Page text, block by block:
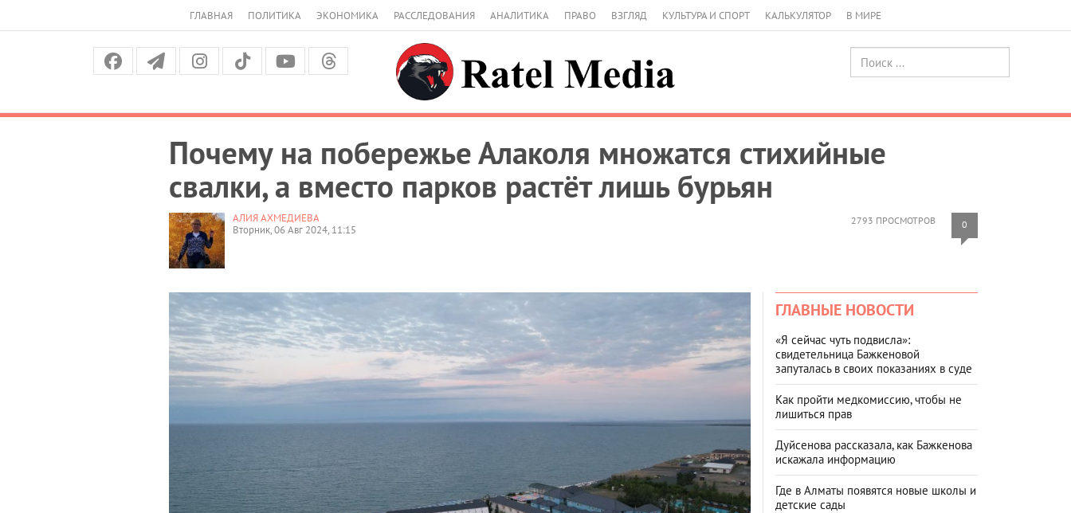
ГЛАВНАЯ ПОЛИТИКА ЭКОНОМИКА РАССЛЕДОВАНИЯ АНАЛИТИКА ПРАВО ВЗГЛЯД КУЛЬТУРА И СПОРТ КАЛЬКУЛЯТОР В МИРЕ
Почему на побережье Алаколя множатся стихийные
свалки, а вместо парков растёт лишь бурьян
2793 ПРОСМОТРОВ 0
АЛИЯ АХМЕДИЕВА
Вторник, 06 Авг 2024, 11:15
ГЛАВНЫЕ НОВОСТИ
«Я сейчас чуть подвисла»:
свидетельница Бажкеновой
запуталась в своих показаниях в суде
Как пройти медкомиссию, чтобы не
лишиться прав
Дуйсенова рассказала, как Бажкенова
искажала информацию
Где в Алматы появятся новые школы и
детские сады